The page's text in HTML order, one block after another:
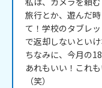
旅行とか、遊んだ
て！学校のタブレ
で返却しないとい
ちなみに、今月の
あれもいい！これ
（笑）